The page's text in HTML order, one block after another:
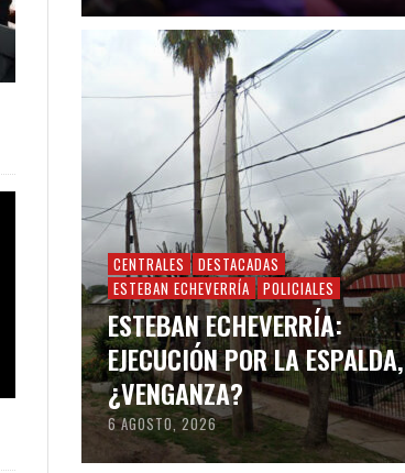
CENTRALES
DESTACADAS
ESTEBAN ECHEVERRÍA
POLICIALES
ESTEBAN ECHEVERRÍA:
EJECUCIÓN POR LA ESPALDA,
¿VENGANZA?
6 AGOSTO, 2026